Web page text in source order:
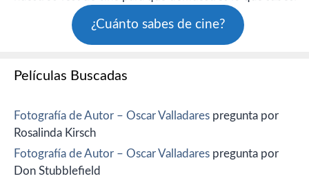
¿Cuánto sabes de cine?
Películas Buscadas
Fotografía de Autor – Oscar Valladares pregunta por
Rosalinda Kirsch
Fotografía de Autor – Oscar Valladares pregunta por
Don Stubblefield